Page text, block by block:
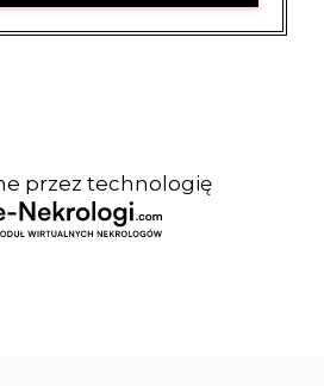
przez technologię